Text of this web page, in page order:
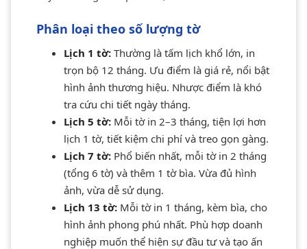
Phân loại theo số lượng tờ
Lịch 1 tờ: Thường là tấm lịch khổ lớn, in
trọn bộ 12 tháng. Ưu điểm là giá rẻ, nổi bật
hình ảnh thương hiệu. Nhược điểm là khó
tra cứu chi tiết ngày tháng.
Lịch 5 tờ: Mỗi tờ in 2–3 tháng, tiện lợi hơn
lịch 1 tờ, tiết kiệm chi phí và treo gọn gàng.
Lịch 7 tờ: Phổ biến nhất, mỗi tờ in 2 tháng
(tổng 6 tờ) và thêm 1 tờ bìa. Vừa đủ hình
ảnh, vừa dễ sử dụng.
Lịch 13 tờ: Mỗi tờ in 1 tháng, kèm bìa, cho
hình ảnh phong phú nhất. Phù hợp doanh
nghiệp muốn thể hiện sự đầu tư và tạo ấn